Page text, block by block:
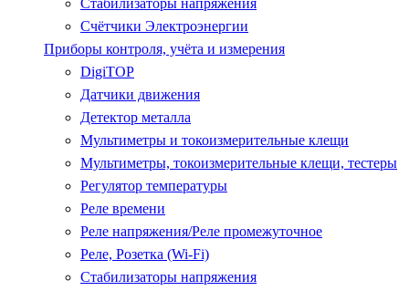
Стабилизаторы напряжения
Счётчики Электроэнергии
Приборы контроля, учёта и измерения
DigiTOP
Датчики движения
Детектор металла
Мультиметры и токоизмерительные клещи
Мультиметры, токоизмерительные клещи, тестеры
Регулятор температуры
Реле времени
Реле напряжения/Реле промежуточное
Реле, Розетка (Wi-Fi)
Стабилизаторы напряжения